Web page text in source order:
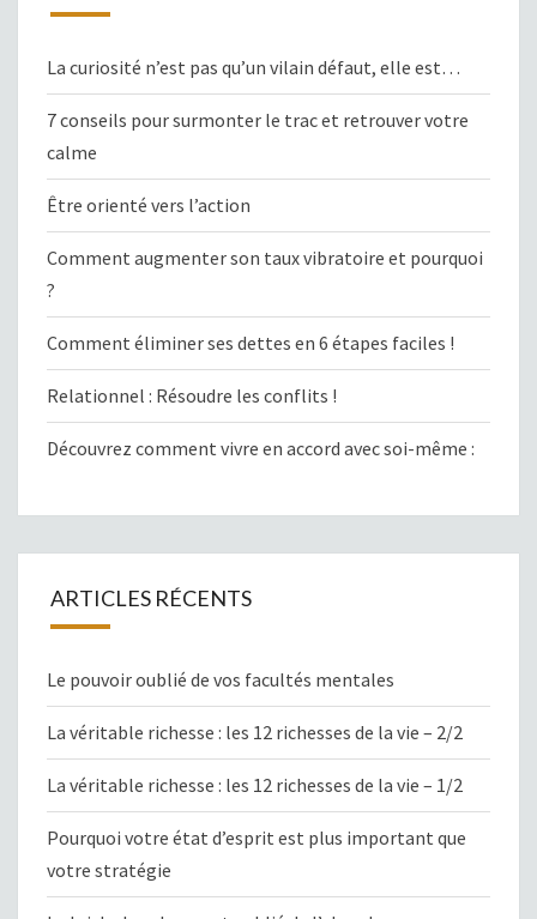
La curiosité n’est pas qu’un vilain défaut, elle est…
7 conseils pour surmonter le trac et retrouver votre
calme
Être orienté vers l’action
Comment augmenter son taux vibratoire et pourquoi
?
Comment éliminer ses dettes en 6 étapes faciles !
Relationnel : Résoudre les conflits !
Découvrez comment vivre en accord avec soi-même :
ARTICLES RÉCENTS
Le pouvoir oublié de vos facultés mentales
La véritable richesse : les 12 richesses de la vie – 2/2
La véritable richesse : les 12 richesses de la vie – 1/2
Pourquoi votre état d’esprit est plus important que
votre stratégie